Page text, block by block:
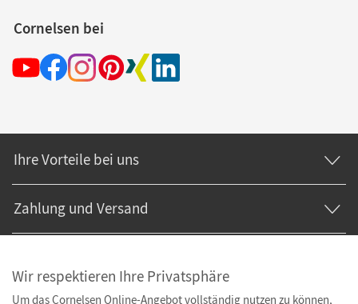
Cornelsen bei
Ihre Vorteile bei uns
Zahlung und Versand
Wir respektieren Ihre Privatsphäre
Um das Cornelsen Online-Angebot vollständig nutzen zu können,